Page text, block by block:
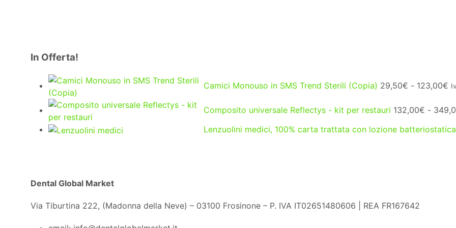
In Offerta!
Camici Monouso in SMS Trend Sterili (Copia) 29,50€ - 123,00€
di
Composito universale Reflectys - kit per restauri 132,00€ -
Lenzuolini medici, 100% carta trattata con lozione batteriostatica
Dental Global Market
Via Tiburtina 222, (Madonna della Neve) – 03100 Frosinone – P. IVA IT02651480606 | REA FR167642